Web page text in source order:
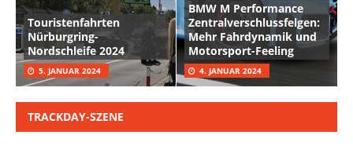
Touristenfahrten
Nürburgring-
Nordschleife 2024
5. JANUAR 2024
BMW M Performance
Zentralverschlussfelgen:
Mehr Fahrdynamik und
Motorsport-Feeling
4. JANUAR 2024
TRACKDAY-SZENE